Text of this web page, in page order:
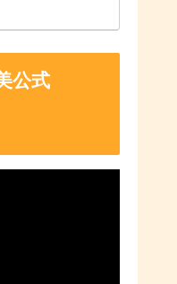
と納税No.1サイト
たうえで、あなたが
域に簡単・便利にふ
寄付ができます。
公式